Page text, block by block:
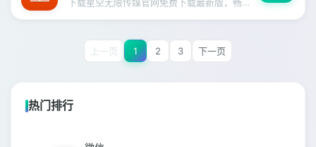
上一页 1 2 3 下一页
热门排行